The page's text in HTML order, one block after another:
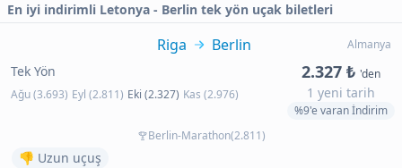
En iyi indirimli Letonya - Berlin tek yön uçak biletleri
Almanya
Riga Berlin
Tek Yön
Ağu (3.693) Eyl (2.811) Eki (2.327) Kas (2.976)
2.327 ₺ 'den
1 yeni tarih
%9'e varan İndirim
Berlin-Marathon(2.811)
👎 Uzun uçuş